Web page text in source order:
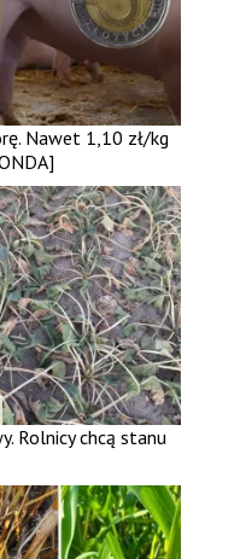
Nawet 1,10 zł/kg
Rolnicy chcą stanu